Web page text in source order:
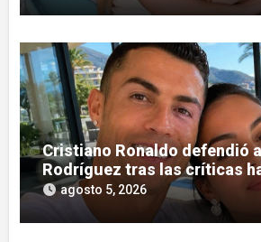
Cristiano Ronaldo defendió
Rodríguez tras las críticas
agosto 5, 2026